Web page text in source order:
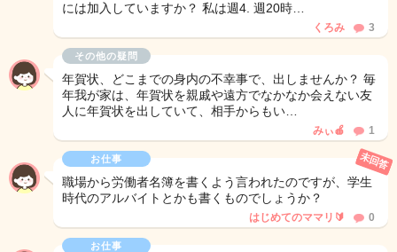
には加入していますか？ 私は週4. 週20時…
くろみ 3
その他の疑問
年賀状、どこまでの身内の不幸事で、出しませんか？ 毎
年我が家は、年賀状を親戚や遠方でなかなか会えない友
人に年賀状を出していて、相手からもい…
みぃ🍎 1
お仕事
職場から労働者名簿を書くよう言われたのですが、学生
時代のアルバイトとかも書くものでしょうか？
未回答
はじめてのママリ🔰 0
お仕事